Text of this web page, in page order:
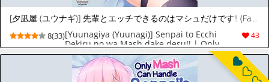
[夕凪屋 (ユウナギ)] 先輩とエッチできるのはマシュだけです!! (Fate/Grand Order) [イタリア翻訳] [DL版]
43
8(33)[Yuunagiya (Yuunagi)] Senpai to Ecchi
Dekiru no wa Mash dake desu!! | Only
Mash Can Handle Senpai's Kinks!!
(Fate/Grand Order) [Italian] [dragon2991]
[Digital]